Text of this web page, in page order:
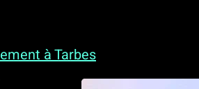
à Tarbes